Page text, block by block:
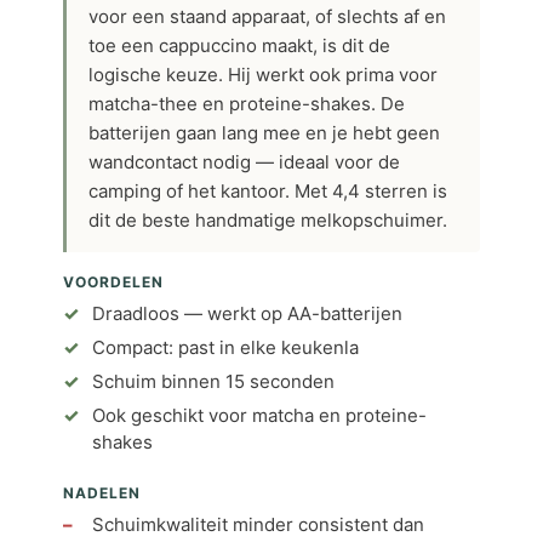
voor een staand apparaat, of slechts af en
toe een cappuccino maakt, is dit de
logische keuze. Hij werkt ook prima voor
matcha-thee en proteine-shakes. De
batterijen gaan lang mee en je hebt geen
wandcontact nodig — ideaal voor de
camping of het kantoor. Met 4,4 sterren is
dit de beste handmatige melkopschuimer.
VOORDELEN
Draadloos — werkt op AA-batterijen
Compact: past in elke keukenla
Schuim binnen 15 seconden
Ook geschikt voor matcha en proteine-
shakes
NADELEN
Schuimkwaliteit minder consistent dan